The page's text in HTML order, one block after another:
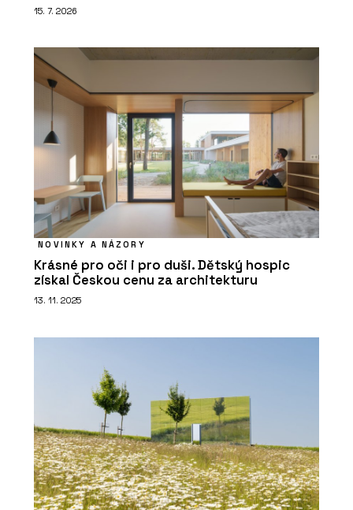
15. 7. 2026
NOVINKY A NÁZORY
Krásné pro oči i pro duši. Dětský hospic
získal Českou cenu za architekturu
13. 11. 2025